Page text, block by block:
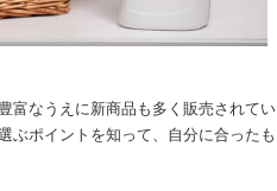
富なうえに新商品も多く販売されてい
ぶポイントを知って、自分に合ったも